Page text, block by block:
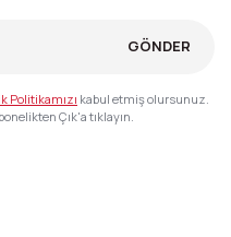
GÖNDER
Politikamızı kabul etmiş olursunuz.
Çık'a tıklayın.